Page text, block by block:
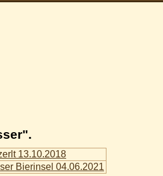
13.10.2018
Bierinsel 04.06.2021